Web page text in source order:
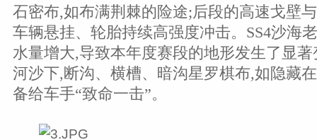
石密布,如布满荆棘的险途;后段的高速戈壁
车辆悬挂、轮胎持续高强度冲击。SS4沙海
水量增大,导致本年度赛段的地形发生了显
河沙下,断沟、横槽、暗沟星罗棋布,如隐藏
备给车手“致命一击”。